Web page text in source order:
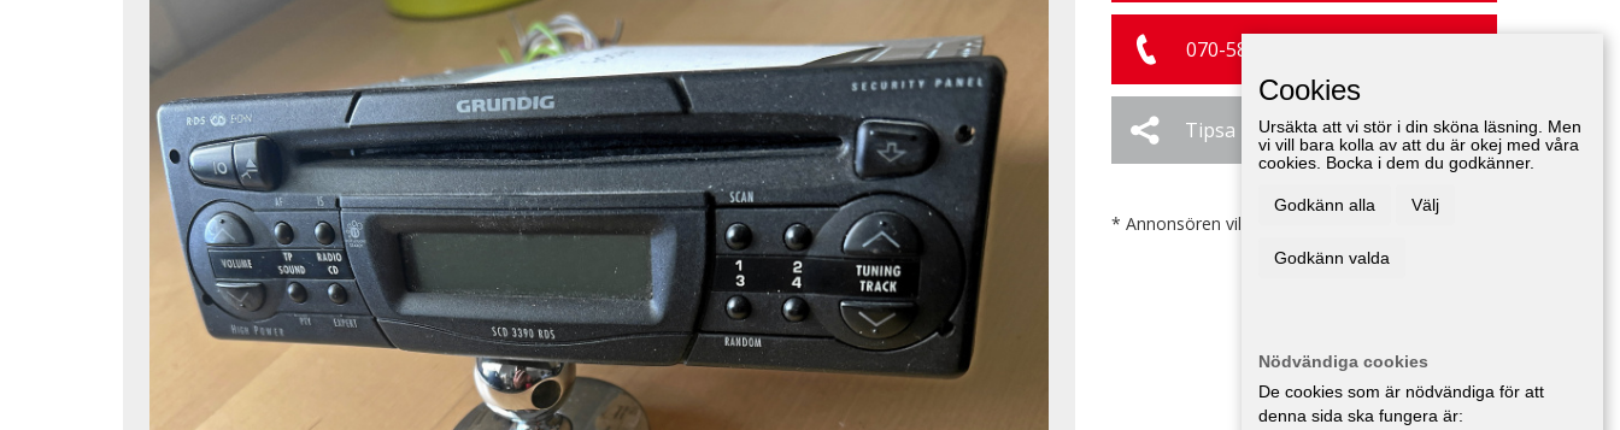
070-582 10 75
Tipsa Ändra / Ta bort
* Annonsören vill inte bli kontaktad av försäljare.
Cookies
Ursäkta att vi stör i din sköna läsning. Men
vi vill bara kolla av att du är okej med våra
cookies. Bocka i dem du godkänner.
Godkänn alla Välj
Godkänn valda
Nödvändiga cookies
De cookies som är nödvändiga för att
denna sida ska fungera är: